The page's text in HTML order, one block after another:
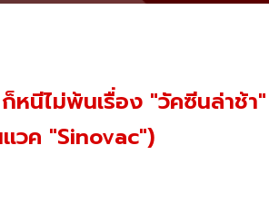
นีไม่พ้นเรื่อง "วัคซีนล่าช้า
วค "Sinovac")